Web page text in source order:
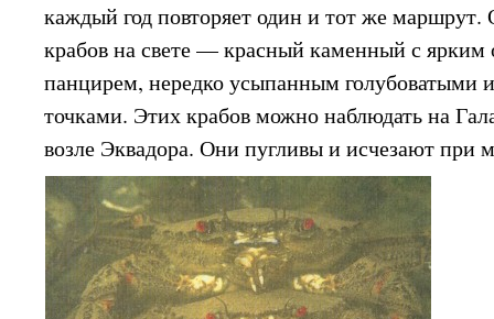
каждый год повторяет один и тот же
крабов на свете — красный каменный с
панцирем, нередко усыпанным голубоватыми
точками. Этих крабов можно наблюдать на
возле Эквадора. Они пугливы и исчезают при